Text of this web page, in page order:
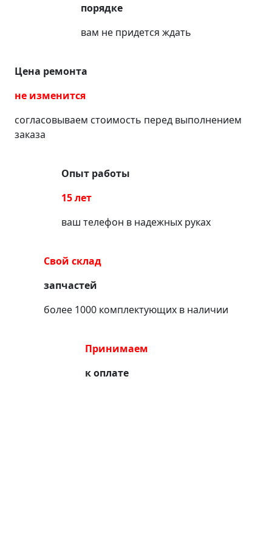
порядке
вам не придется ждать
Цена ремонта
не изменится
согласовываем стоимость перед выполнением
заказа
Опыт работы
15 лет
ваш телефон в надежных руках
Свой склад
запчастей
более 1000 комплектующих в наличии
Принимаем
к оплате